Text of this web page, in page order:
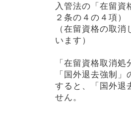
入管法の「在留資
２条の４の４項）
（在留資格の取
います）
「在留資格取消
「国外退去強制
すると、「国外退
せん。